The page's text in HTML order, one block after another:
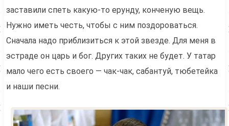
заставили спеть какую-то ерунду, конченую вещь.
Нужно иметь честь, чтобы с ним поздороваться.
Сначала надо приблизиться к этой звезде. Для меня в
эстраде он царь и бог. Других таких не будет. У татар
мало чего есть своего — чак-чак, сабантуй, тюбетейка
и наши песни.